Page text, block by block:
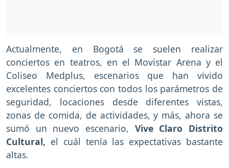
Actualmente, en Bogotá se suelen realizar
conciertos en teatros, en el Movistar Arena y el
Coliseo Medplus, escenarios que han vivido
excelentes conciertos con todos los parámetros de
seguridad, locaciones desde diferentes vistas,
zonas de comida, de actividades, y más, ahora se
sumó un nuevo escenario, Vive Claro Distrito
Cultural, el cuál tenía las expectativas bastante
altas.